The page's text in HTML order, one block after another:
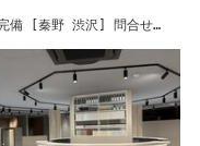
完備 [秦野 渋沢] 問合せ